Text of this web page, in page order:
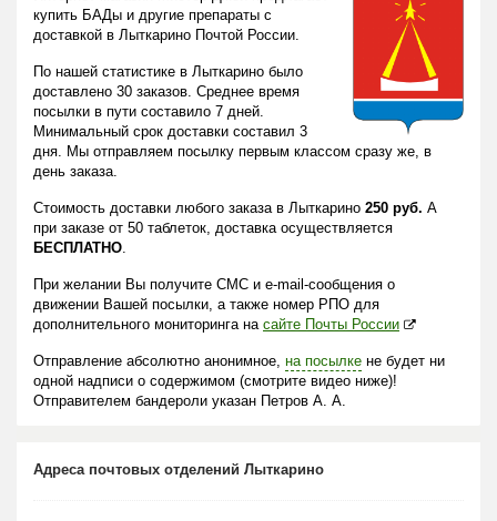
купить БАДы и другие препараты с
доставкой в Лыткарино Почтой России.
По нашей статистике в Лыткарино было
доставлено 30 заказов. Среднее время
посылки в пути составило 7 дней.
Минимальный срок доставки составил 3
дня. Мы отправляем посылку первым классом сразу же, в
день заказа.
Стоимость доставки любого заказа в Лыткарино 250 руб. А
при заказе от 50 таблеток, доставка осуществляется
БЕСПЛАТНО.
При желании Вы получите СМС и e-mail-сообщения о
движении Вашей посылки, а также номер РПО для
дополнительного мониторинга на сайте Почты России
Отправление абсолютно анонимное, на посылке не будет ни
одной надписи о содержимом (смотрите видео ниже)!
Отправителем бандероли указан Петров А. А.
Адреса почтовых отделений Лыткарино